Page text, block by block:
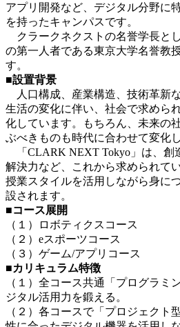
アプリ開発など、デジタル分野に
を持ったキャンパスです。
クラークネクストの名誉学長と
の第一人者である東京大学名誉教
す。
■設置背景
人口構成、産業構造、技術革新
生活の変化に伴い、社会で求めら
化しています。もちろん、未来の
ぶべきものも時代に合わせて変化
「CLARK NEXT Tokyo」は、創
解決力など、これから求められて
授業スタイルを活用しながら身に
設されます。
■コース展開
（１）ロボティクスコース
（２）eスポーツコース
（３）ゲーム/アプリコース
■カリキュラム特徴
（１）全コース共通「プログラミ
ジタル活用力を鍛える。
（２）各コースで「プロジェクト